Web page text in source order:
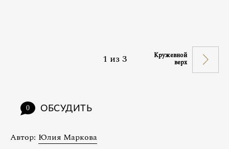
1 из3 Кружевной
верх
0 ОБСУДИТЬ
Автор: Юлия Маркова